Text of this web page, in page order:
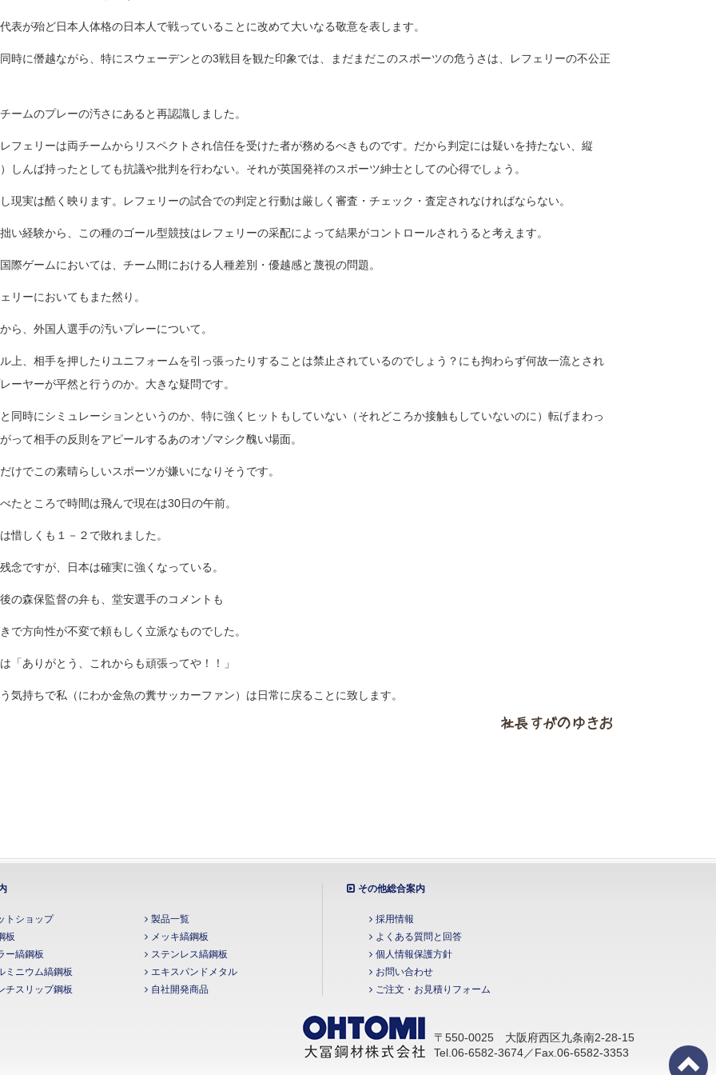
表が殆ど日本人体格の日本人で戦っていることに改めて大いなる敬意を表します。
時に僭越ながら、特にスウェーデンとの3戦目を観た印象では、まだまだこのスポーツの危うさは、レフェリーの不公正
ームのプレーの汚さにあると再認識しました。
フェリーは両チームからリスペクトされ信任を受けた者が務めるべきものです。だから判定には疑いを持たない、縦
しんば持ったとしても抗議や批判を行わない。それが英国発祥のスポーツ紳士としての心得でしょう。
現実は酷く映ります。レフェリーの試合での判定と行動は厳しく審査・チェック・査定されなければならない。
い経験から、この種のゴール型競技はレフェリーの采配によって結果がコントロールされうると考えます。
際ゲームにおいては、チーム間における人種差別・優越感と蔑視の問題。
リーにおいてもまた然り。
ら、外国人選手の汚いプレーについて。
上、相手を押したりユニフォームを引っ張ったりすることは禁止されているのでしょう？にも拘わらず何故一流とされ
ーヤーが平然と行うのか。大きな疑問です。
同時にシミュレーションというのか、特に強くヒットもしていない（それどころか接触もしていないのに）転げまわっ
って相手の反則をアピールするあのオゾマシク醜い場面。
けでこの素晴らしいスポーツが嫌いになりそうです。
たところで時間は飛んで現在は30日の午前。
惜しくも１－２で敗れました。
念ですが、日本は確実に強くなっている。
の森保監督の弁も、堂安選手のコメントも
で方向性が不変で頼もしく立派なものでした。
「ありがとう、これからも頑張ってや！！」
気持ちで私（にわか金魚の糞サッカーファン）は日常に戻ることに致します。
トショップ
製品一覧
板
メッキ縞鋼板
ー縞鋼板
ステンレス縞鋼板
ミニウム縞鋼板
エキスパンドメタル
チスリップ鋼板
自社開発商品
その他総合案内
採用情報
よくある質問と回答
個人情報保護方針
お問い合わせ
ご注文・お見積りフォーム
〒550-0025 大阪府西区九条南2-28-15
Tel.06-6582-3674／Fax.06-6582-3353